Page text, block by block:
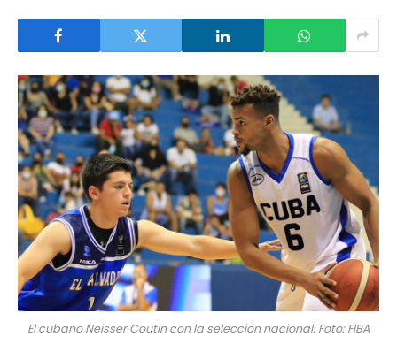
El cubano Neisser Coutin con la selección nacional. Foto: FIBA